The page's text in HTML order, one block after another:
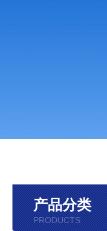
产品分类
PRODUCTS